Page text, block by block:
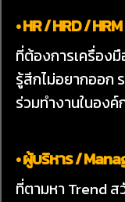
• HR / HRD / HRM
ที่ต้องการเครื่อง
รู้สึกไม่อยากออก
ร่วมทำงานในองค์
• ผู้บริหาร /
ที่ตามหา Trend